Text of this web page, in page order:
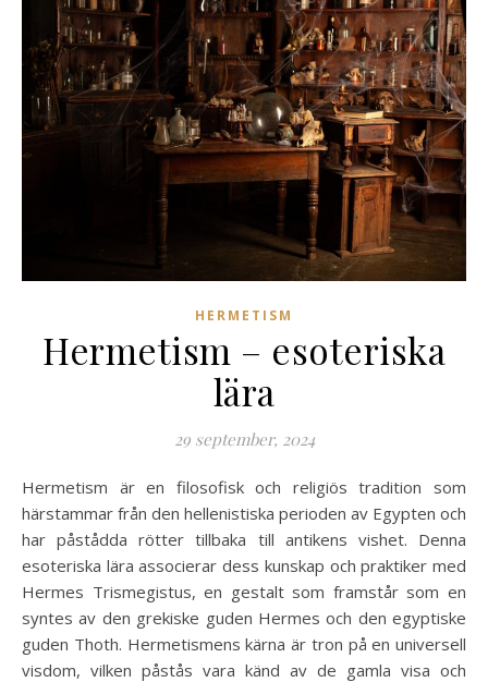
HERMETISM
Hermetism – esoteriska
lära
29 september, 2024
Hermetism är en filosofisk och religiös tradition som
härstammar från den hellenistiska perioden av Egypten och
har påstådda rötter tillbaka till antikens vishet. Denna
esoteriska lära associerar dess kunskap och praktiker med
Hermes Trismegistus, en gestalt som framstår som en
syntes av den grekiske guden Hermes och den egyptiske
guden Thoth. Hermetismens kärna är tron på en universell
visdom, vilken påstås vara känd av de gamla visa och